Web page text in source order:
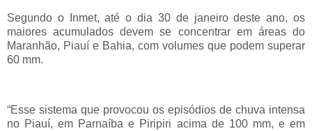
Segundo o Inmet, até o dia 30 de janeiro deste ano, os
maiores acumulados devem se concentrar em áreas do
Maranhão, Piauí e Bahia, com volumes que podem superar
60 mm.
“Esse sistema que provocou os episódios de chuva intensa
no Piauí, em Parnaíba e Piripiri acima de 100 mm, e em